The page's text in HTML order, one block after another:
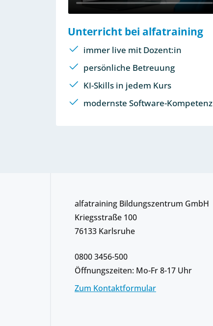
Unterricht bei alfatraining
immer live mit Dozent:in
persönliche Betreuung
KI-Skills in jedem Kurs
modernste Software-Kompetenz
alfatraining Bildungszentrum GmbH
Kriegsstraße 100
76133 Karlsruhe
0800 3456-500
Öffnungszeiten: Mo-Fr 8-17 Uhr
Zum Kontaktformular